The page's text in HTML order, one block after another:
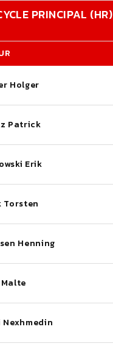
PRINCIPAL (HR)
Holger
Patrick
Erik
Torsten
Henning
Nexhmedin